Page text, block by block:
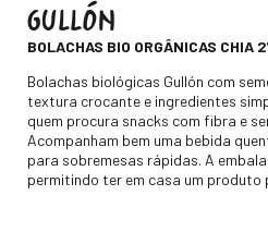
GULLÓN
BOLACHAS BIO ORGÂNICAS CHIA
Descripción
Bolachas biológicas Gullón com
textura crocante e ingredientes
quem procura snacks com fibra e
Acompanham bem uma bebida
para sobremesas rápidas. A
permitindo ter em casa um